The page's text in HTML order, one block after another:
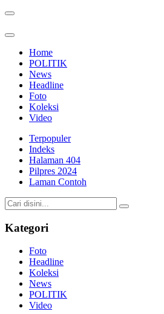
Home
POLITIK
News
Headline
Foto
Koleksi
Video
Terpopuler
Indeks
Halaman 404
Pilpres 2024
Laman Contoh
Kategori
Foto
Headline
Koleksi
News
POLITIK
Video